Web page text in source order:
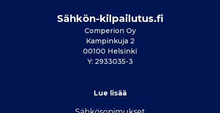
Sähkön-kilpailutus.fi
Comperion Oy
Kampinkuja 2
00100 Helsinki
Y: 2933035-3
Lue lisää